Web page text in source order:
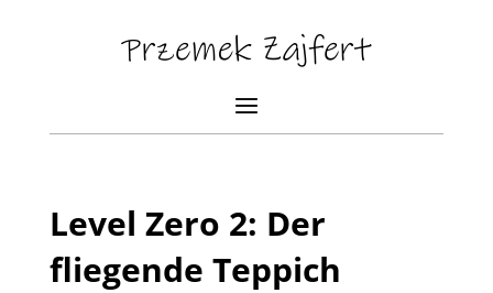
Level Zero 2: Der
fliegende Teppich